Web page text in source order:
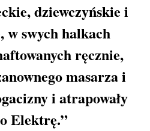
dziewczyńskie i
swych halkach
ręcznie,
masarza i
i atrapowały
Elektrę.”